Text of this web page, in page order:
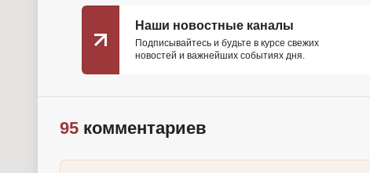
Наши новостные каналы
Подписывайтесь и будьте в курсе свежих
новостей и важнейших событиях дня.
95 комментариев